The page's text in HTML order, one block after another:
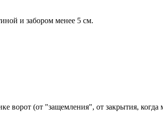
и забором менее 5 см.
ворот (от "защемления", от закрытия, когда